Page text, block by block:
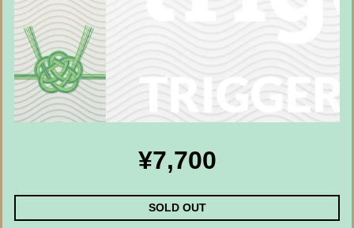
¥7,700
SOLD OUT